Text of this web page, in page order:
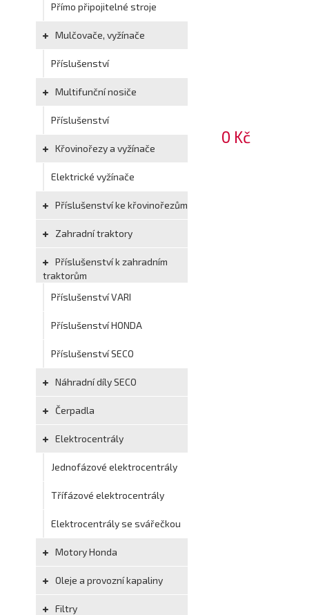
Přímo připojitelné stroje
Mulčovače, vyžínače
Příslušenství
Multifunční nosiče
Příslušenství
Křovinořezy a vyžínače
Elektrické vyžínače
Příslušenství ke křovinořezům
Zahradní traktory
Příslušenství k zahradním
traktorům
Příslušenství VARI
Příslušenství HONDA
Příslušenství SECO
Náhradní díly SECO
Čerpadla
Elektrocentrály
Jednofázové elektrocentrály
Třífázové elektrocentrály
Elektrocentrály se svářečkou
Motory Honda
Oleje a provozní kapaliny
Filtry
0 Kč